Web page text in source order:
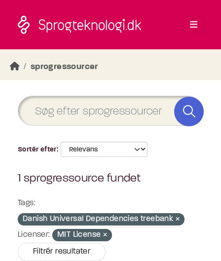
sprogressourcer
Sortér efter
1 sprogressource fundet
Tags:
Danish Universal Dependencies treebank
Licenser:
MIT License
Filtrér resultater